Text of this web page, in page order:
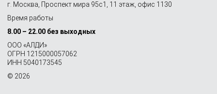
г. Москва, Проспект мира 95с1, 11 этаж, офис 1130
Время работы
8.00 – 22.00 без выходных
OOO «АЛДИ»
ОГРН 1215000057062
ИНН 5040173545
© 2026